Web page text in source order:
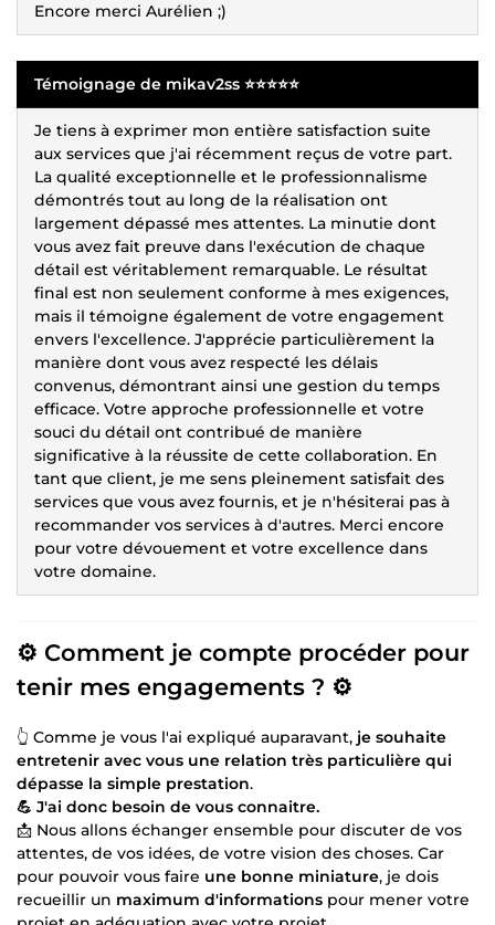
Encore merci Aurélien ;)
Témoignage de mikav2ss ⭐⭐⭐⭐⭐
Je tiens à exprimer mon entière satisfaction suite
aux services que j'ai récemment reçus de votre part.
La qualité exceptionnelle et le professionnalisme
démontrés tout au long de la réalisation ont
largement dépassé mes attentes. La minutie dont
vous avez fait preuve dans l'exécution de chaque
détail est véritablement remarquable. Le résultat
final est non seulement conforme à mes exigences,
mais il témoigne également de votre engagement
envers l'excellence. J'apprécie particulièrement la
manière dont vous avez respecté les délais
convenus, démontrant ainsi une gestion du temps
efficace. Votre approche professionnelle et votre
souci du détail ont contribué de manière
significative à la réussite de cette collaboration. En
tant que client, je me sens pleinement satisfait des
services que vous avez fournis, et je n'hésiterai pas à
recommander vos services à d'autres. Merci encore
pour votre dévouement et votre excellence dans
votre domaine.
⚙️ Comment je compte procéder pour
tenir mes engagements ? ⚙️
👆 Comme je vous l'ai expliqué auparavant, je souhaite
entretenir avec vous une relation très particulière qui
dépasse la simple prestation.
💪 J'ai donc besoin de vous connaitre.
📩 Nous allons échanger ensemble pour discuter de vos
attentes, de vos idées, de votre vision des choses. Car
pour pouvoir vous faire une bonne miniature, je dois
recueillir un maximum d'informations pour mener votre